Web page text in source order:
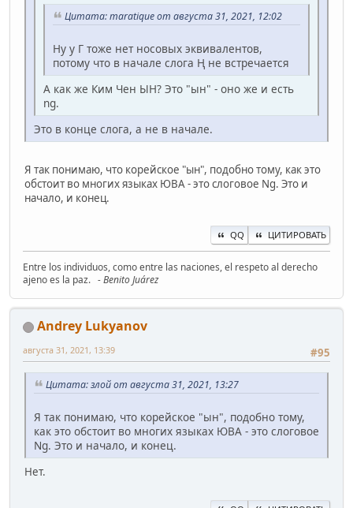
Цитата: maratique от августа 31, 2021, 12:02
Ну у Г тоже нет носовых эквивалентов,
потому что в начале слога Ң не встречается
А как же Ким Чен ЫН? Это "ын" - оно же и есть
ng.
Это в конце слога, а не в начале.
Я так понимаю, что корейское "ын", подобно тому, как это
обстоит во многих языках ЮВА - это слоговое Ng. Это и
начало, и конец.
QQ ЦИТИРОВАТЬ
Entre los individuos, como entre las naciones, el respeto al derecho
ajeno es la paz. - Benito Juárez
Andrey Lukyanov
#95
августа 31, 2021, 13:39
Цитата: злой от августа 31, 2021, 13:27
Я так понимаю, что корейское "ын", подобно тому,
как это обстоит во многих языках ЮВА - это слоговое
Ng. Это и начало, и конец.
Нет.